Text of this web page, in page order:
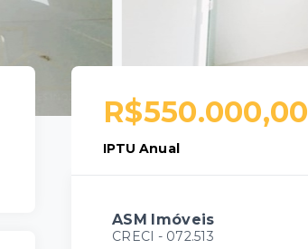
R$550.000,00
IPTU Anual
ASM Imóveis
CRECI - 072.513